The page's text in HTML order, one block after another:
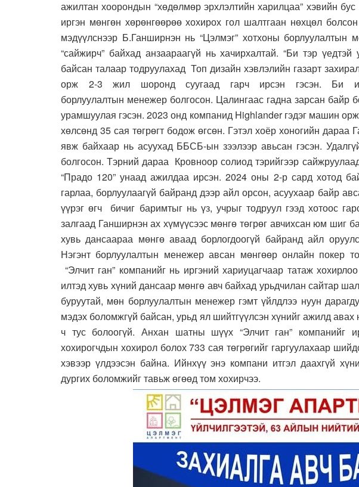
ажилтан хоорондын “хөдөлмөр эрхлэлтийн харилцаа” хэвийн
иргэн мөнгөн хөрөнгөөрөө хохирох гол шалтгаан нөхцөл
мэдүүлснээр Б.Ганширнэн нь “Цэлмэг” хотхоны
“сайжирч” байхад анзаараагүй нь хачирхалтай. “Би тэр
байсан талаар тодруулахад Топ дизайн хэвлэлийн газарт
орж 2-3 жил шоронд суугаад гарч ирсэн гэсэн. Би
борлуулалтын менежер болгосон. Цалингаас гадна зарсан байр
урамшуулая гэсэн. 2023 онд компанид Highlander гэдэг машин
хөлсөнд 35 сая төгрөгт бодож өгсөн. Гэтэл хоёр хоногийн
явж байхаар нь асуухад ББСБ-ын зээлээр авьсан гэсэн.
болгосон. Тэрний дараа Кровноор солиод тэрийгээр
“Прадо 120” унаад ажилдаа ирсэн. 2024 оны 2-р сард хотод
гарлаа, борлуулаагүй байранд дээр айл орсон, асуухаар байр
үүрэг өгч бичиг баримтыг нь үз, учрыг тодруул гээд хотоос
залгаад Ганширнэн ах хүмүүсээс мөнгө төгрөг авчихсан юм шиг
хувь дансаараа мөнгө аваад борлогдоогүй байранд айл
Нэгэнт борлуулалтын менежер авсан мөнгөөр онлайн покер
“Элчит ган” компанийг нь иргэний хариуцагчаар татаж
илтэд хувь хүний дансаар мөнгө авч байхад урьдчилан сайтар
буруутай, мөн борлуулалтын менежер гэмт үйлдлээ нуун
мэдэх боломжгүй байсан, урьд ял шийтгүүлсэн хүнийг ажилд авах
ч тус болоогүй. Анхан шатны шүүх “Элчит ган” компанийг
хохирогчдын хохирол болох 733 сая төгрөгийг гаргуулахаар
хэвээр үлдээсэн байна. Ийнхүү энэ компани итгэл даахгүй
дургих боломжийг тавьж өгөөд том хохирчээ.